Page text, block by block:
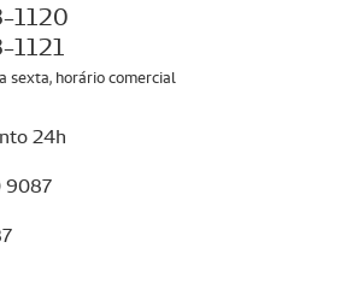
1120
1121
sexta, horário comercial
24h
9087